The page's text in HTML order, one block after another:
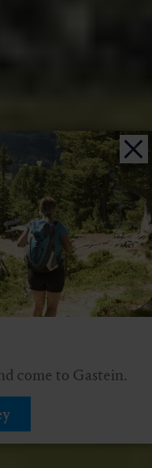
come to Gastein.